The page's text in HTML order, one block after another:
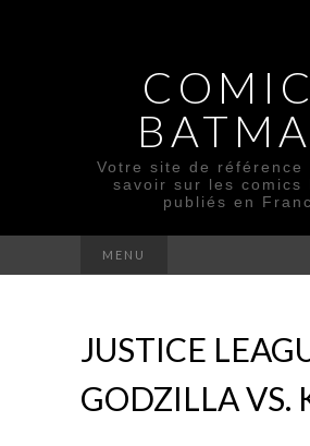
Votre site de référence
savoir sur les comics
publiés en
MENU
JUSTICE
GODZILLA VS.